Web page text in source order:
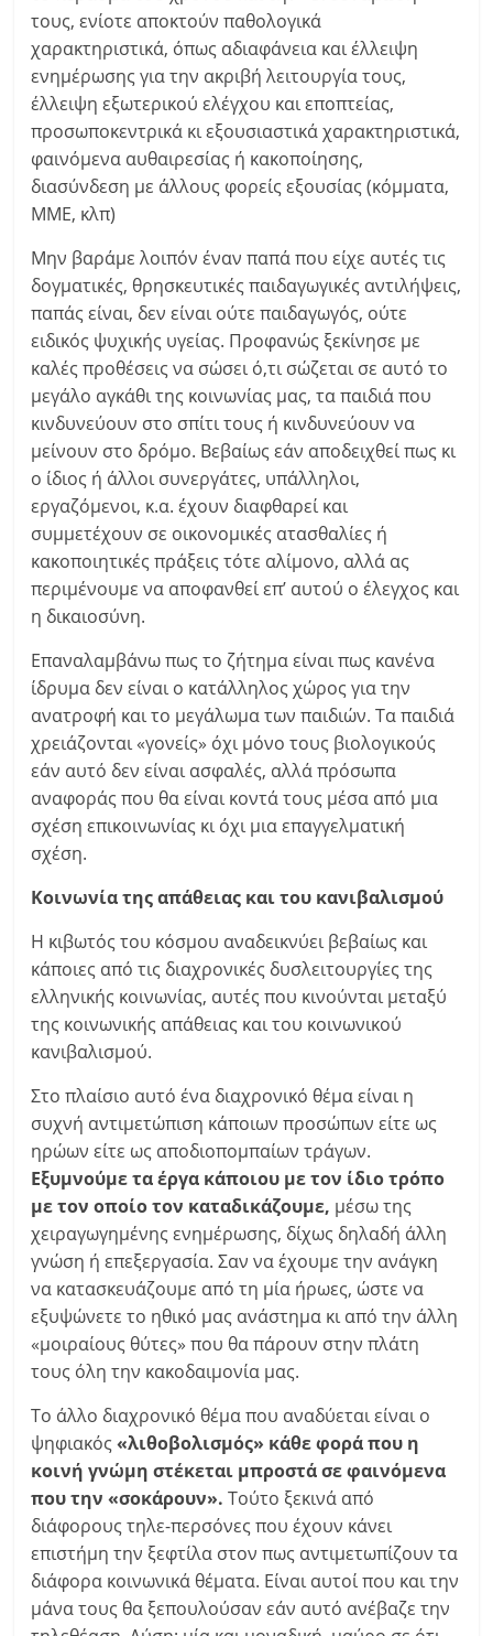
τους, ενίοτε αποκτούν παθολογικά
χαρακτηριστικά, όπως αδιαφάνεια και έλλειψη
ενημέρωσης για την ακριβή λειτουργία τους,
έλλειψη εξωτερικού ελέγχου και εποπτείας,
προσωποκεντρικά κι εξουσιαστικά χαρακτηριστικά,
φαινόμενα αυθαιρεσίας ή κακοποίησης,
διασύνδεση με άλλους φορείς εξουσίας (κόμματα,
ΜΜΕ, κλπ)
Μην βαράμε λοιπόν έναν παπά που είχε αυτές τις
δογματικές, θρησκευτικές παιδαγωγικές αντιλήψεις,
παπάς είναι, δεν είναι ούτε παιδαγωγός, ούτε
ειδικός ψυχικής υγείας. Προφανώς ξεκίνησε με
καλές προθέσεις να σώσει ό,τι σώζεται σε αυτό το
μεγάλο αγκάθι της κοινωνίας μας, τα παιδιά που
κινδυνεύουν στο σπίτι τους ή κινδυνεύουν να
μείνουν στο δρόμο. Βεβαίως εάν αποδειχθεί πως κι
ο ίδιος ή άλλοι συνεργάτες, υπάλληλοι,
εργαζόμενοι, κ.α. έχουν διαφθαρεί και
συμμετέχουν σε οικονομικές ατασθαλίες ή
κακοποιητικές πράξεις τότε αλίμονο, αλλά ας
περιμένουμε να αποφανθεί επ’ αυτού ο έλεγχος και
η δικαιοσύνη.
Επαναλαμβάνω πως το ζήτημα είναι πως κανένα
ίδρυμα δεν είναι ο κατάλληλος χώρος για την
ανατροφή και το μεγάλωμα των παιδιών. Τα παιδιά
χρειάζονται «γονείς» όχι μόνο τους βιολογικούς
εάν αυτό δεν είναι ασφαλές, αλλά πρόσωπα
αναφοράς που θα είναι κοντά τους μέσα από μια
σχέση επικοινωνίας κι όχι μια επαγγελματική
σχέση.
Κοινωνία της απάθειας και του κανιβαλισμού
Η κιβωτός του κόσμου αναδεικνύει βεβαίως και
κάποιες από τις διαχρονικές δυσλειτουργίες της
ελληνικής κοινωνίας, αυτές που κινούνται μεταξύ
της κοινωνικής απάθειας και του κοινωνικού
κανιβαλισμού.
Στο πλαίσιο αυτό ένα διαχρονικό θέμα είναι η
συχνή αντιμετώπιση κάποιων προσώπων είτε ως
ηρώων είτε ως αποδιοπομπαίων τράγων.
Εξυμνούμε τα έργα κάποιου με τον ίδιο τρόπο
με τον οποίο τον καταδικάζουμε, μέσω της
χειραγωγημένης ενημέρωσης, δίχως δηλαδή άλλη
γνώση ή επεξεργασία. Σαν να έχουμε την ανάγκη
να κατασκευάζουμε από τη μία ήρωες, ώστε να
εξυψώνετε το ηθικό μας ανάστημα κι από την άλλη
«μοιραίους θύτες» που θα πάρουν στην πλάτη
τους όλη την κακοδαιμονία μας.
Το άλλο διαχρονικό θέμα που αναδύεται είναι ο
ψηφιακός«λιθοβολισμός» κάθε φορά που η
κοινή γνώμη στέκεται μπροστά σε φαινόμενα
που την «σοκάρουν». Τούτο ξεκινά από
διάφορους τηλε-περσόνες που έχουν κάνει
επιστήμη την ξεφτίλα στον πως αντιμετωπίζουν τα
διάφορα κοινωνικά θέματα. Είναι αυτοί που και την
μάνα τους θα ξεπουλούσαν εάν αυτό ανέβαζε την